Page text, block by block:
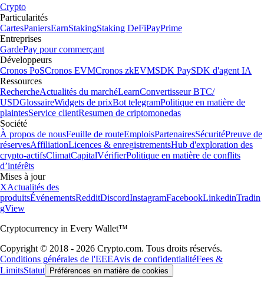
Crypto
Particularités
CartesPaniersEarnStakingStaking DeFiPayPrime
Entreprises
GardePay pour commerçant
Développeurs
Cronos PoSCronos EVMCronos zkEVMSDK PaySDK d'agent IA
Ressources
RechercheActualités du marchéLearnConvertisseur BTC/
USDGlossaireWidgets de prixBot telegramPolitique en matière de
plaintesService clientResumen de criptomonedas
Société
À propos de nousFeuille de routeEmploisPartenairesSécuritéPreuve de
réservesAffiliationLicences & enregistrementsHub d'exploration des
crypto-actifsClimatCapitalVérifierPolitique en matière de conflits
d’intérêts
Mises à jour
XActualités des
produitsÉvénementsRedditDiscordInstagramFacebookLinkedinTradin
gView
Cryptocurrency in Every Wallet™
Copyright © 2018 - 2026 Crypto.com. Tous droits réservés.
Conditions générales de l'EEEAvis de confidentialitéFees &
LimitsStatut Préférences en matière de cookies